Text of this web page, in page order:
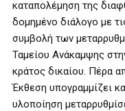
καταπολέμηση της
δομημένο διάλογο με
συμβολή των
Ταμείου Ανάκαμψης
κράτος δικαίου. Πέρα
Έκθεση υπογραμμίζει
υλοποίηση